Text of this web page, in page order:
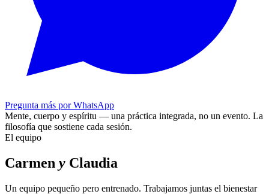
Pregunta más por WhatsApp
Mente, cuerpo y espíritu — una práctica integrada, no un evento. La
filosofía que sostiene cada sesión.
El equipo
Carmen y Claudia
Un equipo pequeño pero entrenado. Trabajamos juntas el bienestar